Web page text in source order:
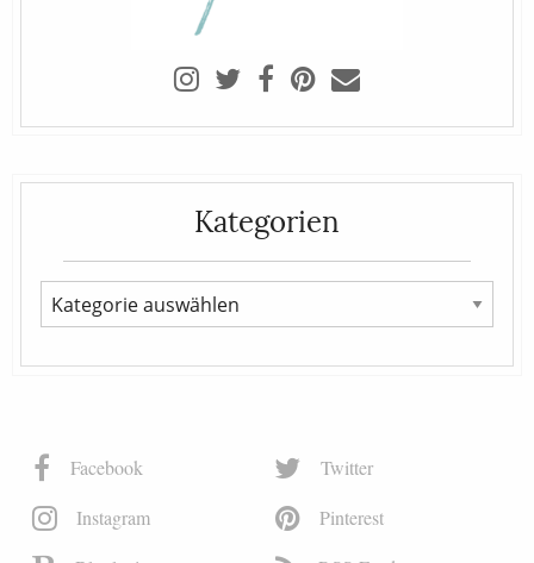
Kategorien
Facebook
Twitter
Instagram
Pinterest